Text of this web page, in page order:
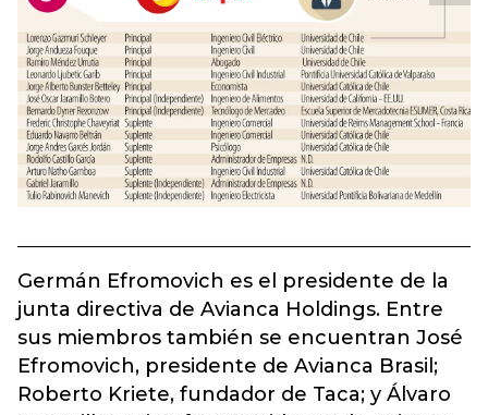
Germán Efromovich es el presidente de la
junta directiva de Avianca Holdings. Entre
sus miembros también se encuentran José
Efromovich, presidente de Avianca Brasil;
Roberto Kriete, fundador de Taca; y Álvaro